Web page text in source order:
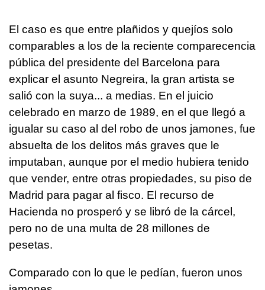
El caso es que entre plañidos y quejíos solo
comparables a los de la reciente comparecencia
pública del presidente del Barcelona para
explicar el asunto Negreira, la gran artista se
salió con la suya... a medias. En el juicio
celebrado en marzo de 1989, en el que llegó a
igualar su caso al del robo de unos jamones, fue
absuelta de los delitos más graves que le
imputaban, aunque por el medio hubiera tenido
que vender, entre otras propiedades, su piso de
Madrid para pagar al fisco. El recurso de
Hacienda no prosperó y se libró de la cárcel,
pero no de una multa de 28 millones de
pesetas.
Comparado con lo que le pedían, fueron unos